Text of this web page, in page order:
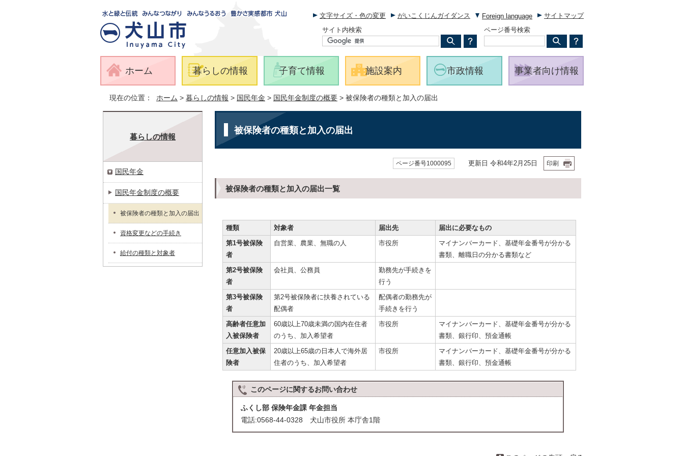
文字サイズ・色の変更 がいこくじんガイダンス Foreign language
サイトマップ
サイト内検索
ページ番号検索
ホーム 暮らしの情報 子育て情報 施設案内 市政情報 事業者向け情報
現在の位置： ホーム > 暮らしの情報 > 国民年金 > 国民年金制度の概要 > 被保険者の種類と加入の届出
被保険者の種類と加入の届出
ページ番号1000095 更新日 令和4年2月25日 印刷
被保険者の種類と加入の届出一覧
種類 対象者 届出先
届出に必要なもの
第1号被保険
者
自営業、農業、無職の人 市役所
マイナンバーカード、基礎年金番号が分かる
書類、離職日の分かる書類など
第2号被保険
者
会社員、公務員
勤務先が手続きを
行う
第3号被保険
者
第2号被保険者に扶養されている
配偶者
配偶者の勤務先が
手続きを行う
高齢者任意加
入被保険者
60歳以上70歳未満の国内在住者
のうち、加入希望者
市役所
マイナンバーカード、基礎年金番号が分かる
書類、銀行印、預金通帳
任意加入被保
険者
20歳以上65歳の日本人で海外居
住者のうち、加入希望者
市役所
マイナンバーカード、基礎年金番号が分かる
書類、銀行印、預金通帳
このページに関するお問い合わせ
ふくし部 保険年金課 年金担当
電話:0568-44-0328 犬山市役所 本庁舎1階
暮らしの情報
国民年金
国民年金制度の概要
被保険者の種類と加入の届出
資格変更などの手続き
給付の種類と対象者